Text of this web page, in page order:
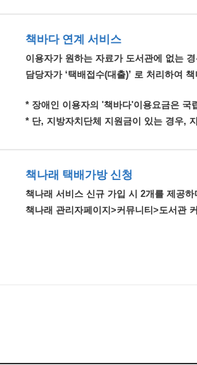
책바다 연계 서비스
이용자가 원하는 자료가 도서관에 없는
담당자가 ‘택배접수(대출)’ 로 처리하여
* 장애인 이용자의 '책바다'이용요금은 국
* 단, 지방자치단체 지원금이 있는 경우,
책나래 택배가방 신청
책나래 서비스 신규 가입 시 2개를 제공
책나래 관리자페이지>커뮤니티>도서관